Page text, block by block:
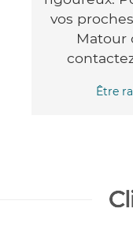
vos
Matour
Être